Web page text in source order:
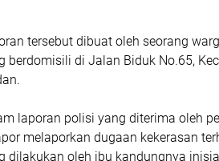
tersebut dibuat oleh seorang
berdomisili di Jalan Biduk No.65,
laporan polisi yang diterima oleh
melaporkan dugaan kekerasan
dilakukan oleh ibu kandungnya